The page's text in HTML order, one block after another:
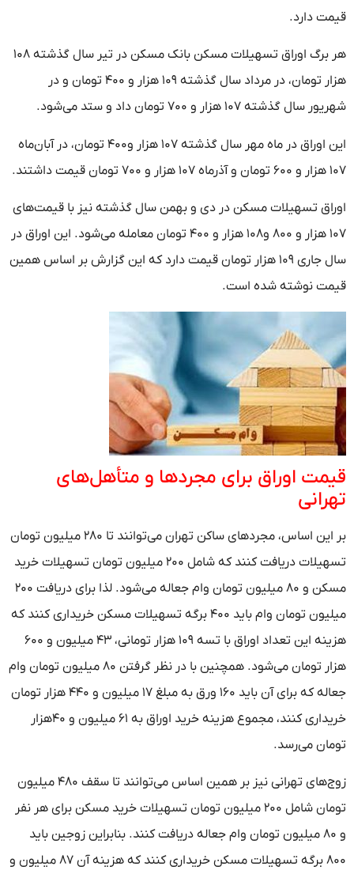
قیمت دارد.
هر برگ اوراق تسهیلات مسکن بانک مسکن در تیر سال گذشته ۱۰۸
هزار تومان، در مرداد سال گذشته ۱۰۹ هزار و ۴۰۰ تومان و در
شهریور سال گذشته ۱۰۷ هزار و ۷۰۰ تومان داد و ستد می‌شود.
این اوراق در ماه مهر سال گذشته ۱۰۷ هزار و۴۰۰ تومان، در آبان‌ماه
۱۰۷ هزار و ۶۰۰ تومان و آذرماه ۱۰۷ هزار و ۷۰۰ تومان قیمت داشتند.
اوراق تسهیلات مسکن در دی‌ و بهمن سال گذشته نیز با قیمت‌های
۱۰۷ هزار و ۸۰۰ و۱۰۸ هزار و ۴۰۰ تومان معامله می‌شود. این اوراق در
سال جاری ۱۰۹ هزار تومان قیمت دارد که این گزارش بر اساس همین
قیمت نوشته شده است.
قیمت اوراق برای مجردها و متأهل‌های
تهرانی
بر این اساس، مجردهای ساکن تهران می‌توانند تا ۲۸۰ میلیون تومان
تسهیلات دریافت کنند که شامل ۲۰۰ میلیون تومان تسهیلات خرید
مسکن و ۸۰ میلیون تومان وام جعاله می‌شود. لذا برای دریافت ۲۰۰
میلیون تومان وام باید ۴۰۰ برگه تسهیلات مسکن خریداری کنند که
هزینه این تعداد اوراق با تسه ۱۰۹ هزار تومانی، ۴۳ میلیون و ۶۰۰
هزار تومان می‌شود. همچنین با در نظر گرفتن ۸۰ میلیون تومان وام
جعاله که برای آن باید ۱۶۰ ورق به مبلغ ۱۷ میلیون و ۴۴۰ هزار تومان
خریداری کنند، مجموع هزینه خرید اوراق به ۶۱ میلیون و ۴۰هزار
تومان می‌رسد.
زوج‌های تهرانی نیز بر همین اساس می‌توانند تا سقف ۴۸۰ میلیون
تومان شامل ۲۰۰ میلیون تومان تسهیلات خرید مسکن برای هر نفر
و ۸۰ میلیون تومان وام جعاله دریافت کنند. بنابراین زوجین باید
۸۰۰ برگه تسهیلات مسکن خریداری کنند که هزینه آن ۸۷ میلیون و